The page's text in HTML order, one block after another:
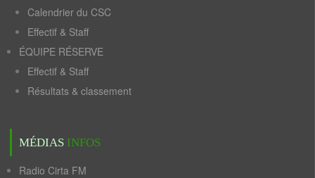
Calendrier du CSC
Effectif & Staff
ÉQUIPE RÉSERVE
Effectif & Staff
Résultats & classement
MÉDIAS INFOS
Radio Cirta FM